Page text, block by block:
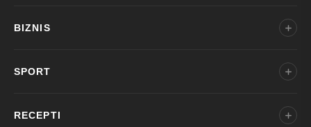
BIZNIS
SPORT
RECEPTI